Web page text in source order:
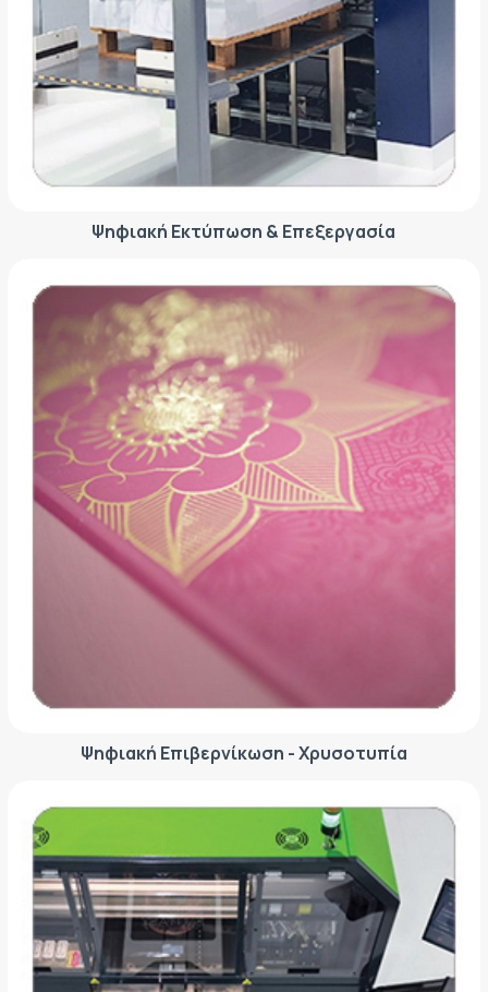
Ψηφιακή Εκτύπωση & Επεξεργασία
Ψηφιακή Επιβερνίκωση - Χρυσοτυπία